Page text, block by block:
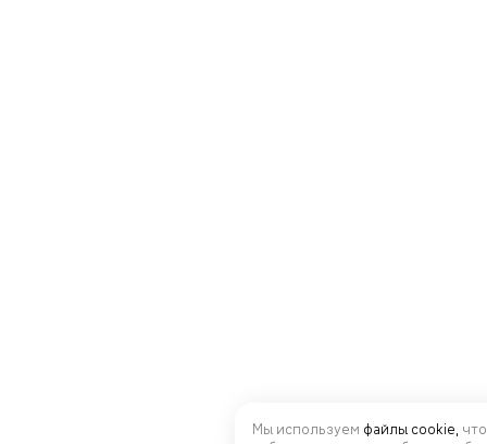
Мы используем файлы cookie,